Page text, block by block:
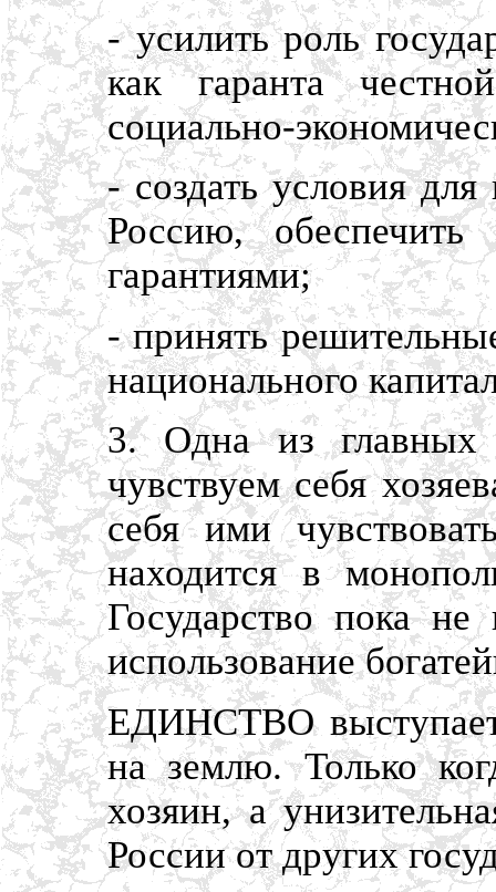
- усилить роль
как гаранта
социально-
- создать условия
Россию, обеспечить
гарантиями;
- принять
национального
3. Одна из
чувствуем себя
себя ими
находится в
Государство пока не
использование
ЕДИНСТВО выступает
на землю. Только
хозяин, а
России от других